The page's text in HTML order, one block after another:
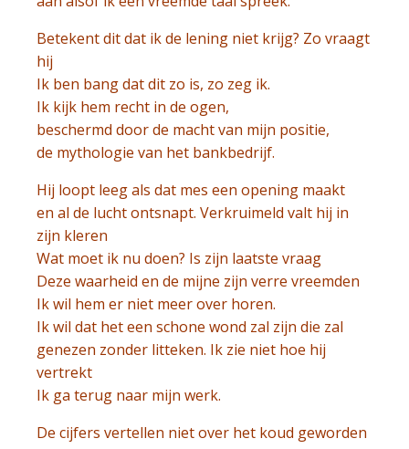
Betekent dit dat ik de lening niet krijg? Zo vraagt
hij
Ik ben bang dat dit zo is, zo zeg ik.
Ik kijk hem recht in de ogen,
beschermd door de macht van mijn positie,
de mythologie van het bankbedrijf.
Hij loopt leeg als dat mes een opening maakt
en al de lucht ontsnapt. Verkruimeld valt hij in
zijn kleren
Wat moet ik nu doen? Is zijn laatste vraag
Deze waarheid en de mijne zijn verre vreemden
Ik wil hem er niet meer over horen.
Ik wil dat het een schone wond zal zijn die zal
genezen zonder litteken. Ik zie niet hoe hij
vertrekt
Ik ga terug naar mijn werk.
De cijfers vertellen niet over het koud geworden